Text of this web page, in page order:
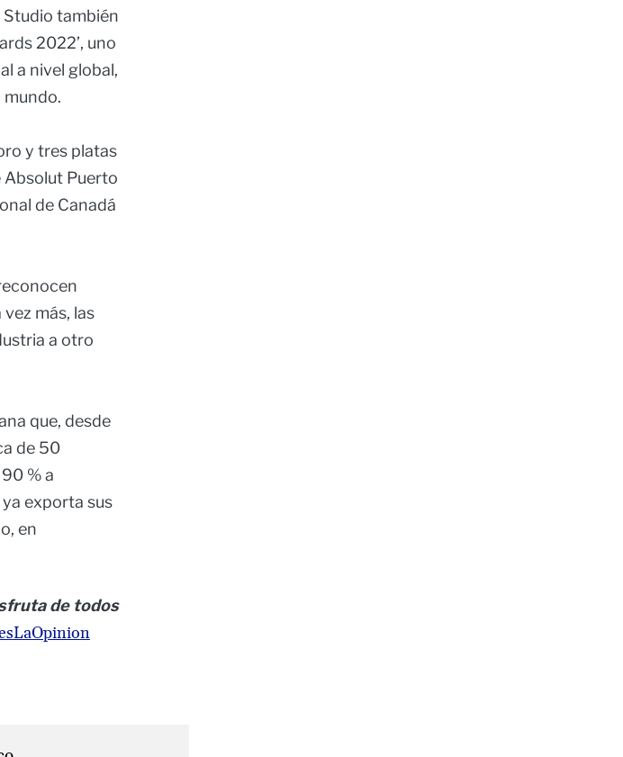
también
2022’, uno
a nivel global,
mundo.
y tres platas
Absolut Puerto
de Canadá
más, las
a otro
que, desde
de 50
% a
exporta sus
en
de todos